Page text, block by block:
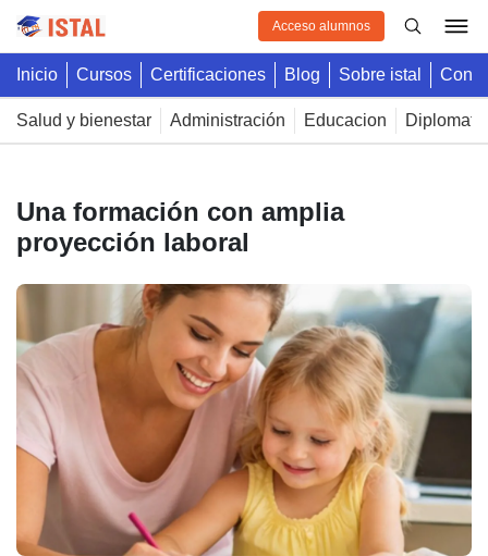
Acceso alumnos
inicio cursos certificaciones blog sobre istal
salud y bienestar administración educacion
Una formación con amplia
proyección laboral